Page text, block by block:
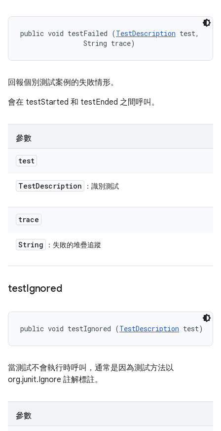
public void testFailed (TestDescription test,
                String trace)
回報個別測試案例的失敗情形。
會在 testStarted 和 testEnded 之間呼叫。
參數
test
TestDescription ：識別測試
trace
String ：失敗的堆疊追蹤
testIgnored
public void testIgnored (TestDescription test)
當測試不會執行時呼叫，通常是因為測試方法以
org.junit.Ignore 註解標註。
參數